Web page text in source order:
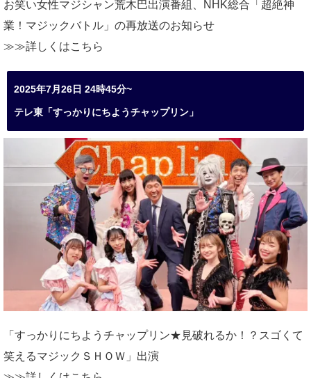
お笑い女性マジシャン荒木巴出演番組、
NHK総合「超絶神
業！マジックバトル」の再放送のお知らせ
≫≫詳しくはこちら
2025年7月26日 24時45分~
テレ東「すっかりにちようチャップリン」
「すっかりにちようチャップリン★見破れるか！？スゴくて
笑えるマジックＳＨＯＷ」出演